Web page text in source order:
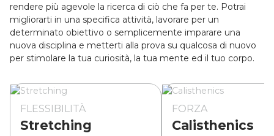
rendere più agevole la ricerca di ciò che fa per te. Potrai
migliorarti in una specifica attività, lavorare per un
determinato obiettivo o semplicemente imparare una
nuova disciplina e metterti alla prova su qualcosa di nuovo
per stimolare la tua curiosità, la tua mente ed il tuo corpo.
FLESSIBILITÀ
Stretching
FORZA
Calisthenics